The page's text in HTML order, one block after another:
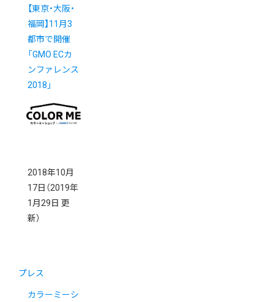
【東京・大阪・
福岡】11月3
都市で開催
「GMO ECカ
ンファレンス
2018」
2018年10月
17日 （2019年
1月29日 更
新）
プレス
カラーミーシ